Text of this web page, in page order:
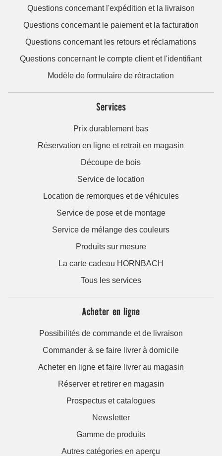
Questions concernant l'expédition et la livraison
Questions concernant le paiement et la facturation
Questions concernant les retours et réclamations
Questions concernant le compte client et l'identifiant
Modèle de formulaire de rétractation
Services
Prix durablement bas
Réservation en ligne et retrait en magasin
Découpe de bois
Service de location
Location de remorques et de véhicules
Service de pose et de montage
Service de mélange des couleurs
Produits sur mesure
La carte cadeau HORNBACH
Tous les services
Acheter en ligne
Possibilités de commande et de livraison
Commander & se faire livrer à domicile
Acheter en ligne et faire livrer au magasin
Réserver et retirer en magasin
Prospectus et catalogues
Newsletter
Gamme de produits
Autres catégories en aperçu